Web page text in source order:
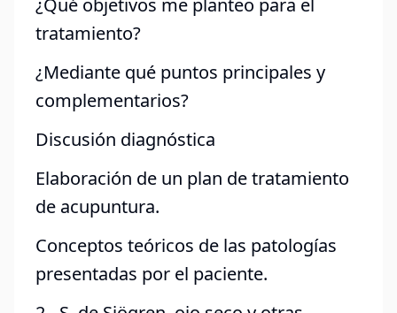
tratamiento?
¿Mediante qué puntos principales y
complementarios?
Discusión diagnóstica
Elaboración de un plan de tratamiento
de acupuntura.
Conceptos teóricos de las patologías
presentadas por el paciente.